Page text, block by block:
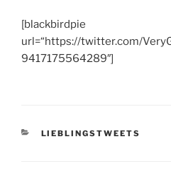
[blackbirdpie
url=“https://twitter.com/
9417175564289″]
KATEGORIEN
LIEBLINGSTWEETS